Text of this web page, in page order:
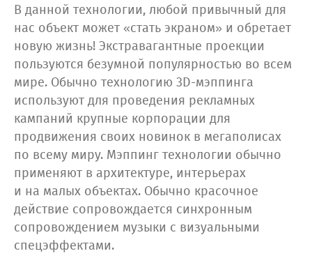
В данной технологии, любой привычный для
нас объект может «стать экраном» и обретает
новую жизнь! Экстравагантные проекции
пользуются безумной популярностью во всем
мире. Обычно технологию 3D-мэппинга
используют для проведения рекламных
кампаний крупные корпорации для
продвижения своих новинок в мегаполисах
по всему миру. Мэппинг технологии обычно
применяют в архитектуре, интерьерах
и на малых объектах. Обычно красочное
действие сопровождается синхронным
сопровождением музыки с визуальными
спецэффектами.